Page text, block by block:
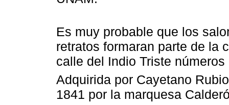
Es muy probable que los
retratos formaran parte de la
calle del Indio Triste
Adquirida por Cayetano
1841 por la marquesa